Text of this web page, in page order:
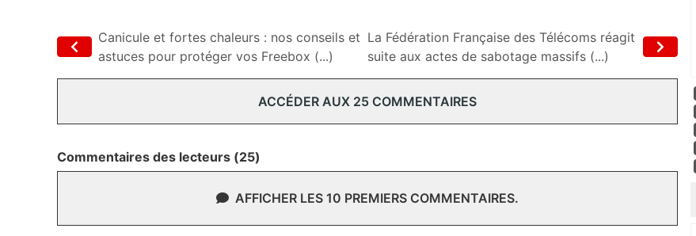
Canicule et fortes chaleurs : nos conseils et
astuces pour protéger vos Freebox (...)
La Fédération Française des Télécoms réagit
suite aux actes de sabotage massifs (...)
ACCÉDER AUX 25 COMMENTAIRES
Commentaires des lecteurs (25)
AFFICHER LES 10 PREMIERS COMMENTAIRES.